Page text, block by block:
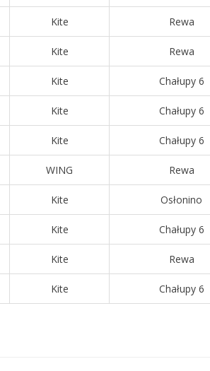
Kite Rewa
Kite Rewa
Kite Chałupy 6
Kite Chałupy 6
Kite Chałupy 6
WING Rewa
Kite Osłonino
Kite Chałupy 6
Kite Rewa
Kite Chałupy 6